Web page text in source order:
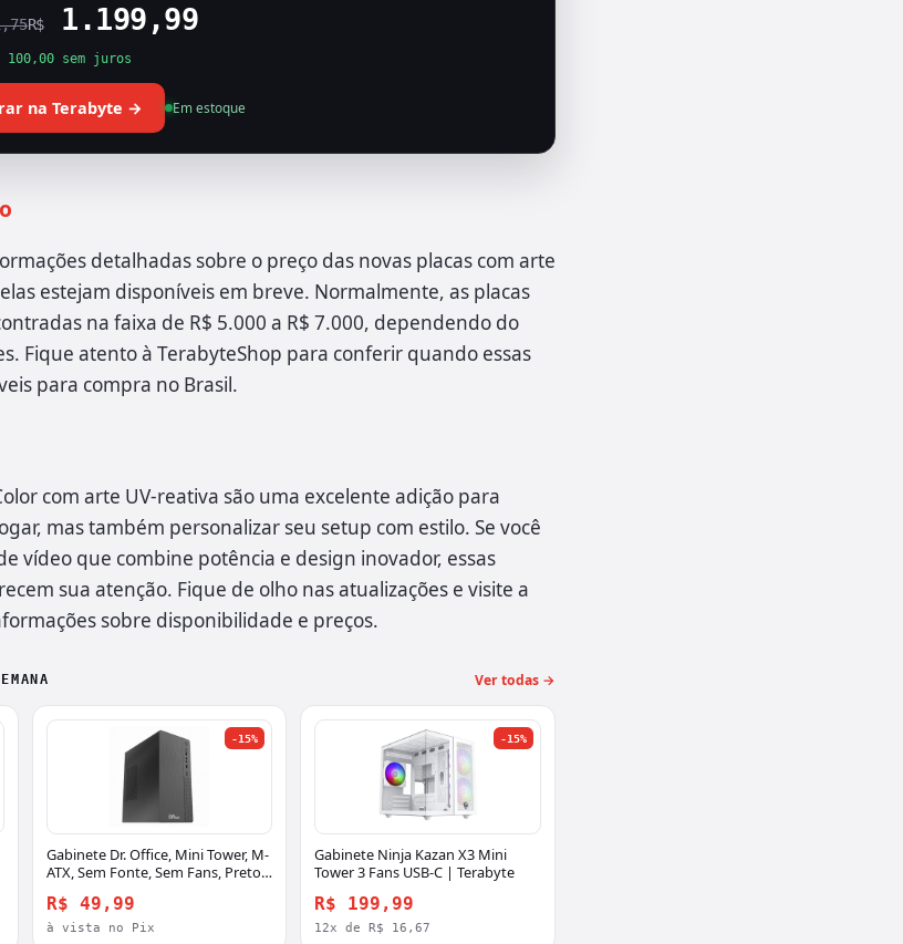
R$1.199,99
100,00 sem juros
na Terabyte → Em estoque
detalhadas sobre o preço das novas placas com arte
estejam disponíveis em breve. Normalmente, as placas
na faixa de R$ 5.000 a R$ 7.000, dependendo do
Fique atento à TerabyteShop para conferir quando essas
para compra no Brasil.
com arte UV-reativa são uma excelente adição para
mas também personalizar seu setup com estilo. Se você
vídeo que combine potência e design inovador, essas
sua atenção. Fique de olho nas atualizações e visite a
sobre disponibilidade e preços.
Ver todas →
-15%
Gabinete Dr. Office, Mini Tower, M-
ATX, Sem Fonte, Sem Fans, Preto,
R$ 49,99
à vista no Pix
-15%
Gabinete Ninja Kazan X3 Mini
Tower 3 Fans USB-C | Terabyte
R$ 199,99
12x de R$ 16,67